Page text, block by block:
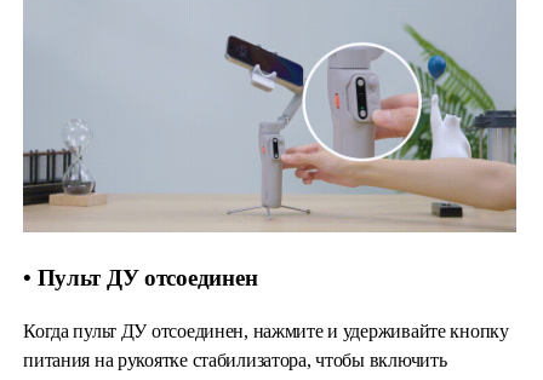
• Пульт ДУ отсоединен
Когда пульт ДУ отсоединен, нажмите и удерживайте кнопку
питания на рукоятке стабилизатора, чтобы включить